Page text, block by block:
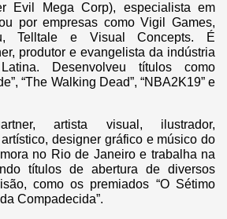
Evil Mega Corp), especialista em
por empresas como Vigil Games,
Telltale e Visual Concepts. É
produtor e evangelista da indústria
Desenvolveu títulos como
“The Walking Dead”, “NBA2K19” e
artista visual, ilustrador,
designer gráfico e músico do
no Rio de Janeiro e trabalha na
títulos de abertura de diversos
como os premiados “O Sétimo
Compadecida”.